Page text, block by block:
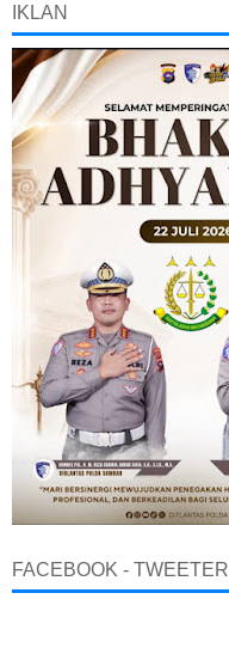
IKLAN
FACEBOOK - TWEETER